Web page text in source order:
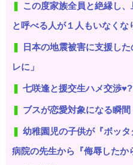
この度家族全員と絶縁し
と呼べる人が１人もいなくな
日本の地震被害に支援し
レに」
七咲逢と援交生ハメ交渉
ブスが恋愛対象になる瞬間
幼稚園児の子供が『ボッ
病院の先生から『侮辱したか